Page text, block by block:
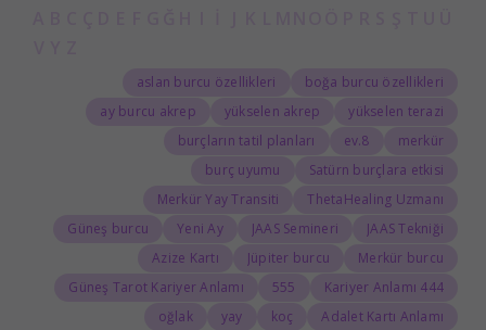
boğa burcu özellikleri
aslan burcu özellikleri
yükselen terazi
yükselen akrep
ay burcu akrep
merkür
8.ev
burçların tatil planları
Satürn burçlara etkisi
burç uyumu
ThetaHealing Uzmanı
Merkür Yay Transiti
JAAS Tekniği
JAAS Semineri
Yeni Ay
Güneş burcu
Merkür burcu
Jüpiter burcu
Azize Kartı
444 Kariyer Anlamı
555
Güneş Tarot Kariyer Anlamı
Adalet Kartı Anlamı
koç
yay
oğlak